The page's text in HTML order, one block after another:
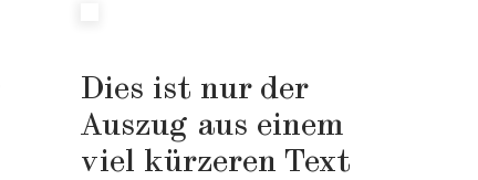
Dies ist nur der
Auszug aus einem
viel kürzeren Text